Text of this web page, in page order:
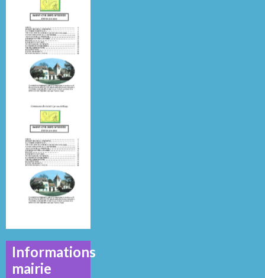
Janvier 2021
N°
29
Juin 2019
N°
28
Informations
mairie